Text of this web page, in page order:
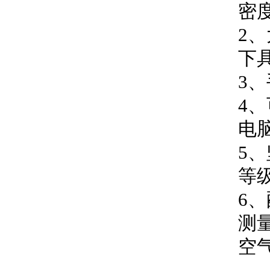
密
2
下
3
4
电
5
等
6
测
空